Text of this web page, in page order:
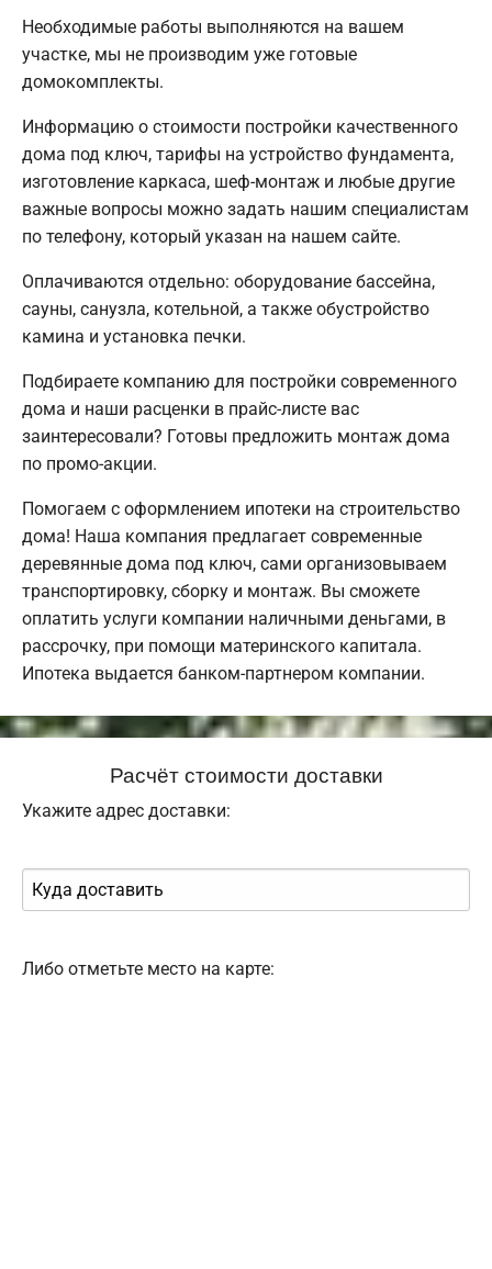
Необходимые работы выполняются на вашем
участке, мы не производим уже готовые
домокомплекты.
Информацию о стоимости постройки качественного
дома под ключ, тарифы на устройство фундамента,
изготовление каркаса, шеф-монтаж и любые другие
важные вопросы можно задать нашим специалистам
по телефону, который указан на нашем сайте.
Оплачиваются отдельно: оборудование бассейна,
сауны, санузла, котельной, а также обустройство
камина и установка печки.
Подбираете компанию для постройки современного
дома и наши расценки в прайс-листе вас
заинтересовали? Готовы предложить монтаж дома
по промо-акции.
Помогаем с оформлением ипотеки на строительство
дома! Наша компания предлагает современные
деревянные дома под ключ, сами организовываем
транспортировку, сборку и монтаж. Вы сможете
оплатить услуги компании наличными деньгами, в
рассрочку, при помощи материнского капитала.
Ипотека выдается банком-партнером компании.
Расчёт стоимости доставки
Укажите адрес доставки:
Либо отметьте место на карте: